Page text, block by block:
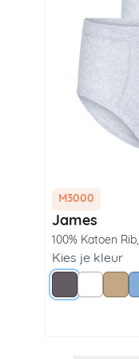
M3000
James
100% Katoen Rib,
Kies je kleur